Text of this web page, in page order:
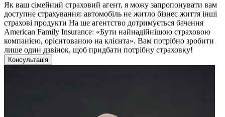
Як ваш сімейний страховий агент, я можу запропонувати вам
доступне страхування: автомобіль не житло бізнес життя інші
страхові продукти На ше агентство дотримується бачення
American Family Insurance: «Бути найнадійнішою страховою
компанією, орієнтованою на клієнта». Вам потрібно зробити
лише один дзвінок, щоб придбати потрібну страховку!
Консультація